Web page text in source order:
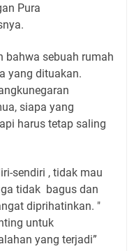
Pura
bahwa sebuah rumah
yang dituakan.
siapa yang
harus tetap saling
sendiri , tidak mau
tidak bagus dan
diprihatinkan. "
untuk
yang terjadi”